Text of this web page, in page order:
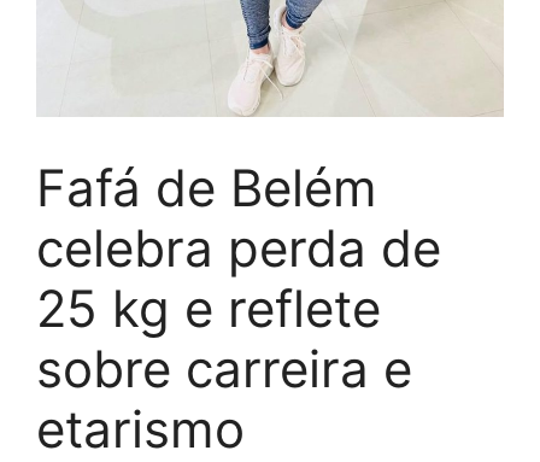
Fafá de Belém
celebra perda de
25 kg e reflete
sobre carreira e
etarismo